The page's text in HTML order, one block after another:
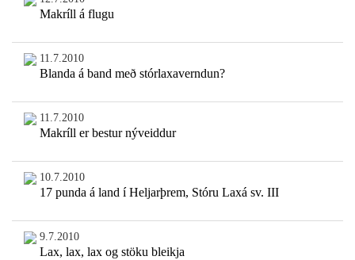
Makríll á flugu
11.7.2010
Blanda á band með stórlaxaverndun?
11.7.2010
Makríll er bestur nýveiddur
10.7.2010
17 punda á land í Heljarþrem, Stóru Laxá sv. III
9.7.2010
Lax, lax, lax og stöku bleikja